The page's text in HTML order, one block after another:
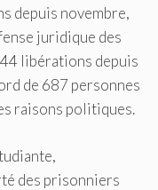
depuis novembre,
juridique des
libérations depuis
de 687 personnes
raisons politiques.
des prisonniers